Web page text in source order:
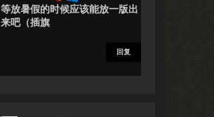
等放暑假的时候应该能放一版出
来吧（插旗
回复